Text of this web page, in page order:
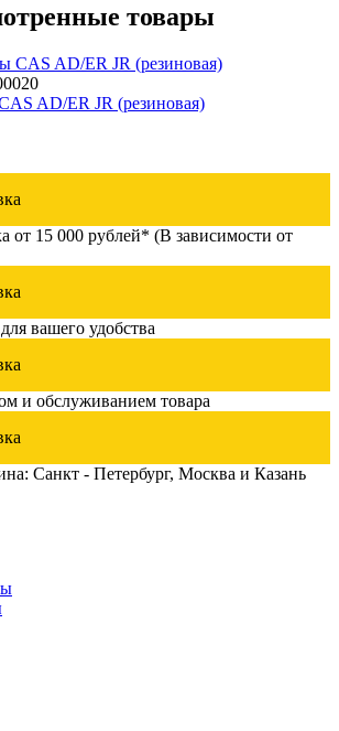
товары
AD/ER JR (резиновая)
от 15 000 рублей* (В зависимости от
вашего удобства
и обслуживанием товара
Санкт - Петербург, Москва и Казань